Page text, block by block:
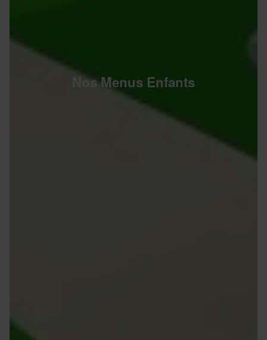
Nos Menus Enfants